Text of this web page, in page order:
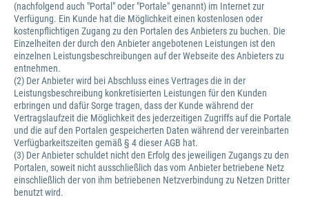
(nachfolgend auch "Portal" oder "Portale" genannt) im Internet zur
Verfügung. Ein Kunde hat die Möglichkeit einen kostenlosen oder
kostenpflichtigen Zugang zu den Portalen des Anbieters zu buchen. Die
Einzelheiten der durch den Anbieter angebotenen Leistungen ist den
einzelnen Leistungsbeschreibungen auf der Webseite des Anbieters zu
entnehmen.
(2) Der Anbieter wird bei Abschluss eines Vertrages die in der
Leistungsbeschreibung konkretisierten Leistungen für den Kunden
erbringen und dafür Sorge tragen, dass der Kunde während der
Vertragslaufzeit die Möglichkeit des jederzeitigen Zugriffs auf die Portale
und die auf den Portalen gespeicherten Daten während der vereinbarten
Verfügbarkeitszeiten gemäß § 4 dieser AGB hat.
(3) Der Anbieter schuldet nicht den Erfolg des jeweiligen Zugangs zu den
Portalen, soweit nicht ausschließlich das vom Anbieter betriebene Netz
einschließlich der von ihm betriebenen Netzverbindung zu Netzen Dritter
benutzt wird.